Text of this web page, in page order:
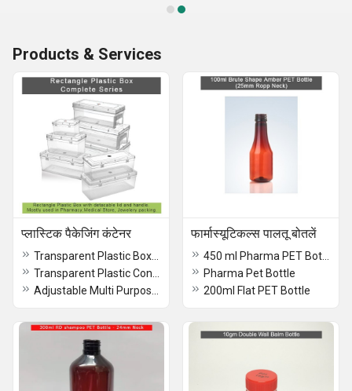
Products & Services
प्लास्टिक पैकेजिंग कंटेनर फार्मास्यूटिकल्स पालतू बोतलें
Pharma Pet Bottle
200ml Flat PET Bottle